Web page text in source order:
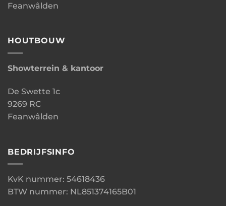
Feanwâlden
HOUTBOUW
Showterrein & kantoor
De Swette 1c
9269 RC
Feanwâlden
BEDRIJFSINFO
KvK nummer: 54618436
BTW nummer: NL851374165B01